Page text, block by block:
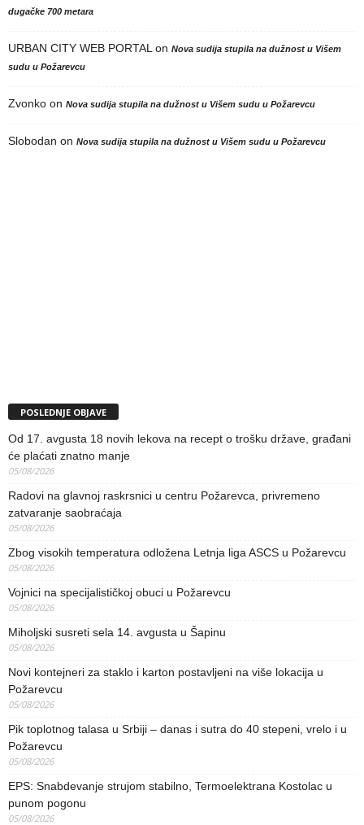
dugačke 700 metara
URBAN CITY WEB PORTAL on Nova sudija stupila na dužnost u Višem
sudu u Požarevcu
Zvonko on Nova sudija stupila na dužnost u Višem sudu u Požarevcu
Slobodan on Nova sudija stupila na dužnost u Višem sudu u Požarevcu
POSLEDNJE OBJAVE
Od 17. avgusta 18 novih lekova na recept o trošku države, građani
će plaćati znatno manje
05/08/2026
Radovi na glavnoj raskrsnici u centru Požarevca, privremeno
zatvaranje saobraćaja
05/08/2026
Zbog visokih temperatura odložena Letnja liga ASCS u Požarevcu
05/08/2026
Vojnici na specijalističkoj obuci u Požarevcu
05/08/2026
Miholjski susreti sela 14. avgusta u Šapinu
05/08/2026
Novi kontejneri za staklo i karton postavljeni na više lokacija u
Požarevcu
05/08/2026
Pik toplotnog talasa u Srbiji – danas i sutra do 40 stepeni, vrelo i u
Požarevcu
05/08/2026
EPS: Snabdevanje strujom stabilno, Termoelektrana Kostolac u
punom pogonu
05/08/2026